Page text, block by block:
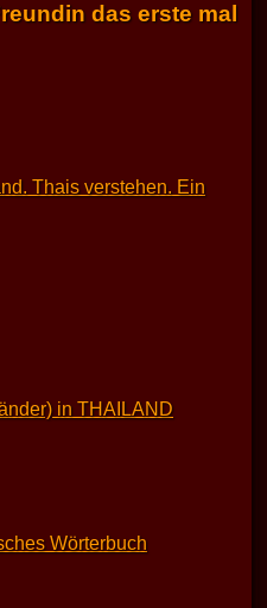
das erste mal
Thais verstehen. Ein
in THAILAND
Wörterbuch